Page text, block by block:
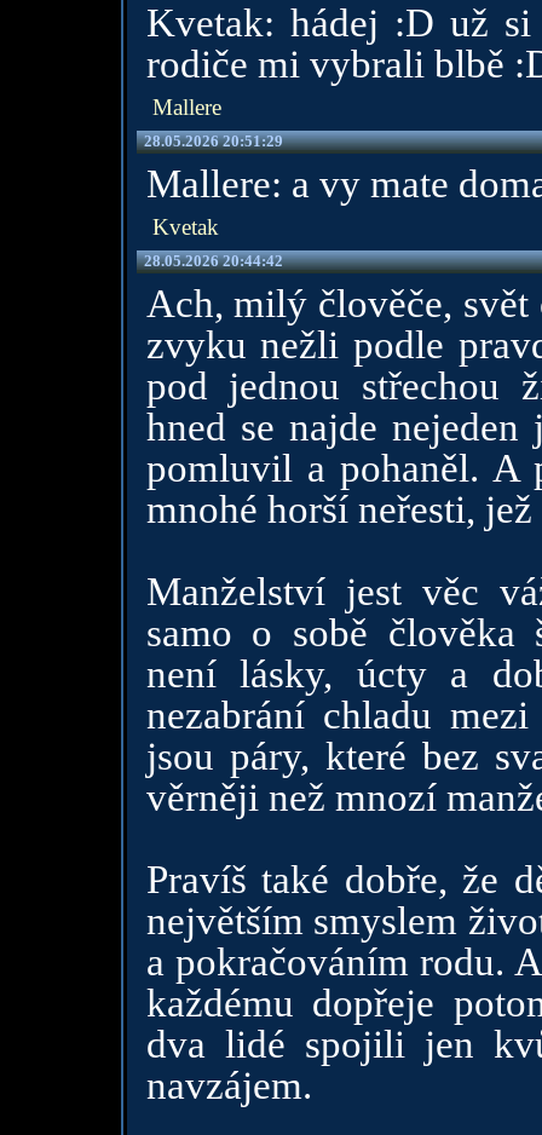
Kvetak: hádej :D už
rodiče mi vybrali blbě
Mallere
28.05.2026 20:51:29
Mallere: a vy mate
Kvetak
28.05.2026 20:44:42
Ach, milý člověče,
zvyku nežli podle
pod jednou střechou
hned se najde
pomluvil a pohaněl. A
mnohé horší neřesti,
Manželství jest věc
samo o sobě člověka
není lásky, úcty a
nezabrání chladu
jsou páry, které bez
věrněji než mnozí
Pravíš také dobře, že
největším smyslem
a pokračováním rodu.
každému dopřeje
dva lidé spojili jen
navzájem.